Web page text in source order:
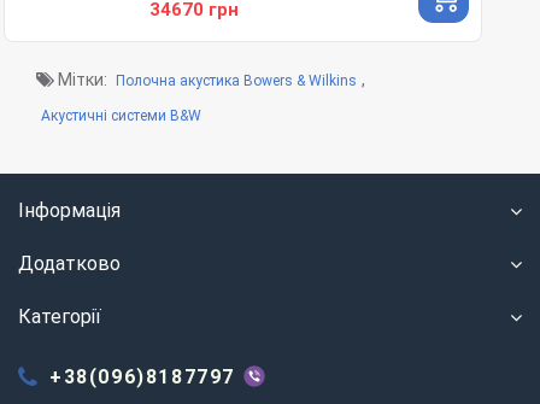
34670 грн
Мітки: Полочна акустика Bowers & Wilkins ,
Акустичні системи B&W
Інформація
Додатково
Категорії
+38(096)8187797